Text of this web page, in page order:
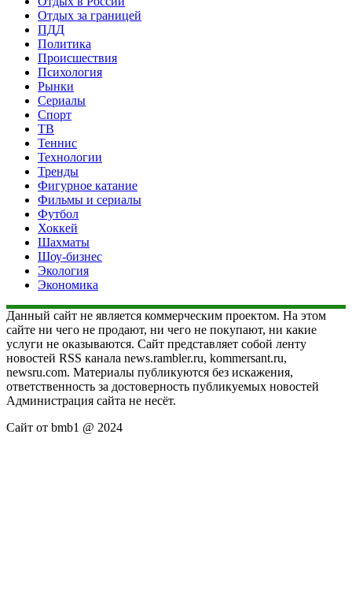
Отдых за границей
ПДД
Политика
Происшествия
Психология
Рынки
Сериалы
Спорт
ТВ
Теннис
Технологии
Тренды
Фигурное катание
Фильмы и сериалы
Футбол
Хоккей
Шахматы
Шоу-бизнес
Экология
Экономика
Данный сайт не является коммерческим проектом. На этом
сайте ни чего не продают, ни чего не покупают, ни какие
услуги не оказываются. Сайт представляет собой ленту
новостей RSS канала news.rambler.ru, kommersant.ru,
newsru.com. Материалы публикуются без искажения,
ответственность за достоверность публикуемых новостей
Администрация сайта не несёт.
Сайт от bmb1 @ 2024